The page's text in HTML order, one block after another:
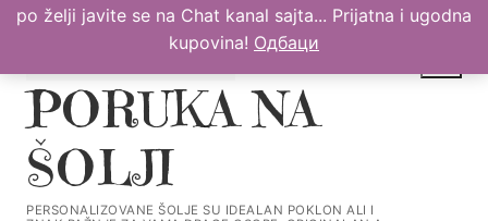
po želji javite se na Chat kanal sajta... Prijatna i ugodna
kupovina! Одбаци
PORUKA NA
ŠOLJI
PERSONALIZOVANE ŠOLJE SU IDEALAN POKLON ALI I